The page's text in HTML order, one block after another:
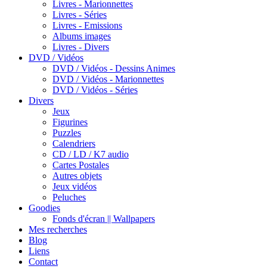
Livres - Marionnettes
Livres - Séries
Livres - Emissions
Albums images
Livres - Divers
DVD / Vidéos
DVD / Vidéos - Dessins Animes
DVD / Vidéos - Marionnettes
DVD / Vidéos - Séries
Divers
Jeux
Figurines
Puzzles
Calendriers
CD / LD / K7 audio
Cartes Postales
Autres objets
Jeux vidéos
Peluches
Goodies
Fonds d'écran || Wallpapers
Mes recherches
Blog
Liens
Contact